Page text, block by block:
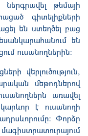
ներգրավել թեմայի
գիտելիքների
են ստեղծել բաց
են
ուսանողներին:
վերլուծություն,
մեթոդներով
առավել
է ուսանողի
Փորձը